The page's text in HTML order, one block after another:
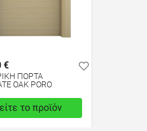
€
ΠΟΡΤΑ
OAK PORO
το προϊόν